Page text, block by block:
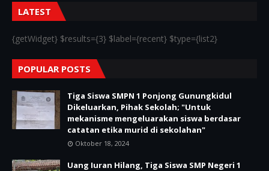
LATEST
{getWidget} $results={3} $label={recent} $type={list2}
POPULAR POSTS
Tiga Siswa SMPN 1 Ponjong Gunungkidul
Dikeluarkan, Pihak Sekolah; "Untuk
mekanisme mengeluarakan siswa berdasar
catatan etika murid di sekolahan"
Oktober 18, 2024
Uang Iuran Hilang, Tiga Siswa SMP Negeri 1